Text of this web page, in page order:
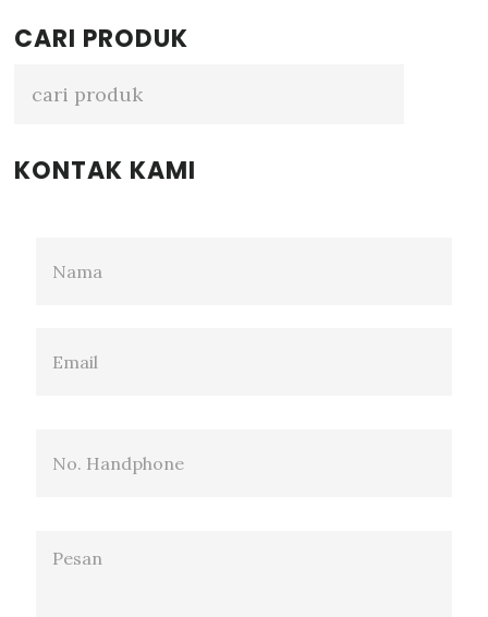
Primary
Sidebar
CARI PRODUK
KONTAK KAMI